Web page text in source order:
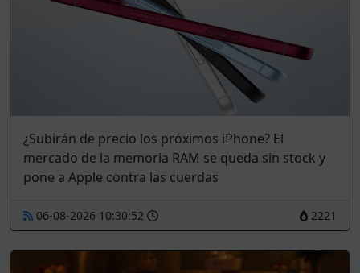
¿Subirán de precio los próximos iPhone? El
mercado de la memoria RAM se queda sin stock y
pone a Apple contra las cuerdas
2221
06-08-2026 10:30:52